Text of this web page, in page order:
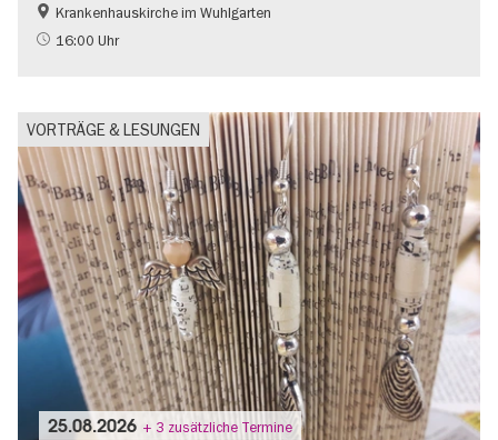
Geschichte
Gratis
Krankenhauskirche im Wuhlgarten
16:00 Uhr
VORTRÄGE & LESUNGEN
25.08.2026 + 3 zusätzliche Termine